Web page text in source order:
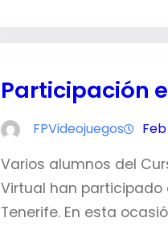
Participación
FPVideojuegos
Varios alumnos del
Virtual han participado
Tenerife. En esta